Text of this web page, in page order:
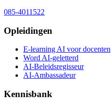
085-4011522
Opleidingen
E-learning AI voor docenten
Word AI-geletterd
AI-Beleidsregisseur
AI-Ambassadeur
Kennisbank